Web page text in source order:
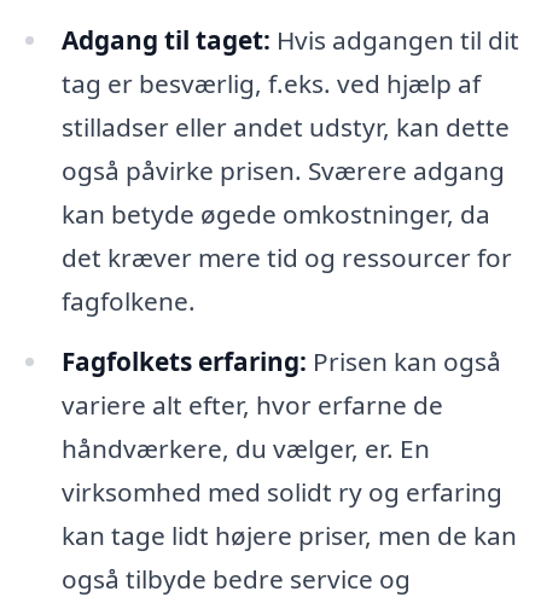
Adgang til taget: Hvis adgangen til dit
tag er besværlig, f.eks. ved hjælp af
stilladser eller andet udstyr, kan dette
også påvirke prisen. Sværere adgang
kan betyde øgede omkostninger, da
det kræver mere tid og ressourcer for
fagfolkene.
Fagfolkets erfaring: Prisen kan også
variere alt efter, hvor erfarne de
håndværkere, du vælger, er. En
virksomhed med solidt ry og erfaring
kan tage lidt højere priser, men de kan
også tilbyde bedre service og